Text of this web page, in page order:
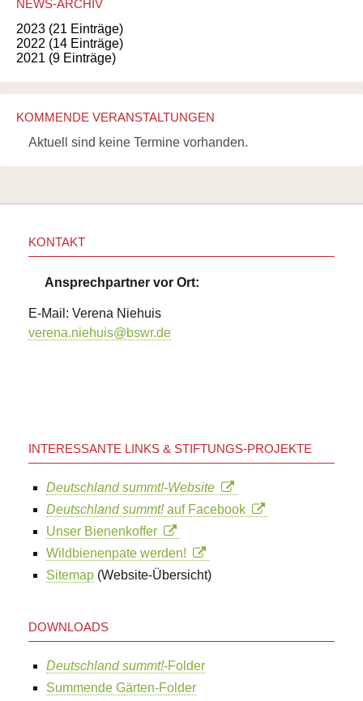
NEWS-ARCHIV
2023 (21 Einträge)
2022 (14 Einträge)
2021 (9 Einträge)
KOMMENDE VERANSTALTUNGEN
Aktuell sind keine Termine vorhanden.
KONTAKT
Ansprechpartner vor Ort:
E-Mail: Verena Niehuis
verena.niehuis@bswr.de
INTERESSANTE LINKS & STIFTUNGS-PROJEKTE
Deutschland summt!-Website
Deutschland summt!auf Facebook
Unser Bienenkoffer
Wildbienenpate werden!
Sitemap (Website-Übersicht)
DOWNLOADS
Deutschland summt!-Folder
Summende Gärten-Folder